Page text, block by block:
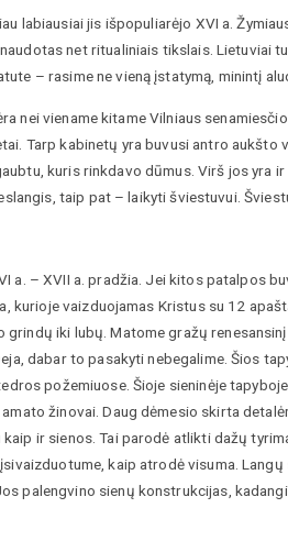
labiausiai jis išpopuliarėjo XVI a.
net ritualiniais tikslais. Lietuviai
– rasime ne vieną įstatymą, minintį
viename kitame Vilniaus
Tarp kabinetų yra buvusi antro aukšto
kuris rinkdavo dūmus. Virš jos yra
taip pat – laikyti šviestuvui.
a. – XVII a. pradžia. Jei kitos patalpos
vaizduojamas Kristus su 12
iki lubų. Matome gražų
dabar to pasakyti nebegalime. Šios
požemiuose. Šioje sieninėje
žinovai. Daug dėmesio skirta
ir sienos. Tai parodė atlikti dažų
kaip atrodė visuma.
palengvino sienų konstrukcijas,